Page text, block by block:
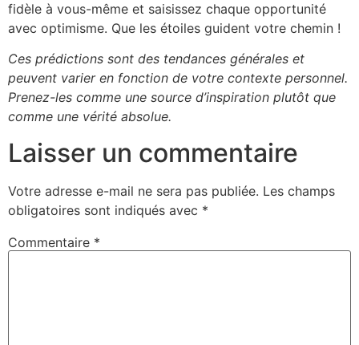
fidèle à vous-même et saisissez chaque opportunité
avec optimisme. Que les étoiles guident votre chemin !
Ces prédictions sont des tendances générales et
peuvent varier en fonction de votre contexte personnel.
Prenez-les comme une source d’inspiration plutôt que
comme une vérité absolue.
Laisser un commentaire
Votre adresse e-mail ne sera pas publiée. Les champs
obligatoires sont indiqués avec *
Commentaire *